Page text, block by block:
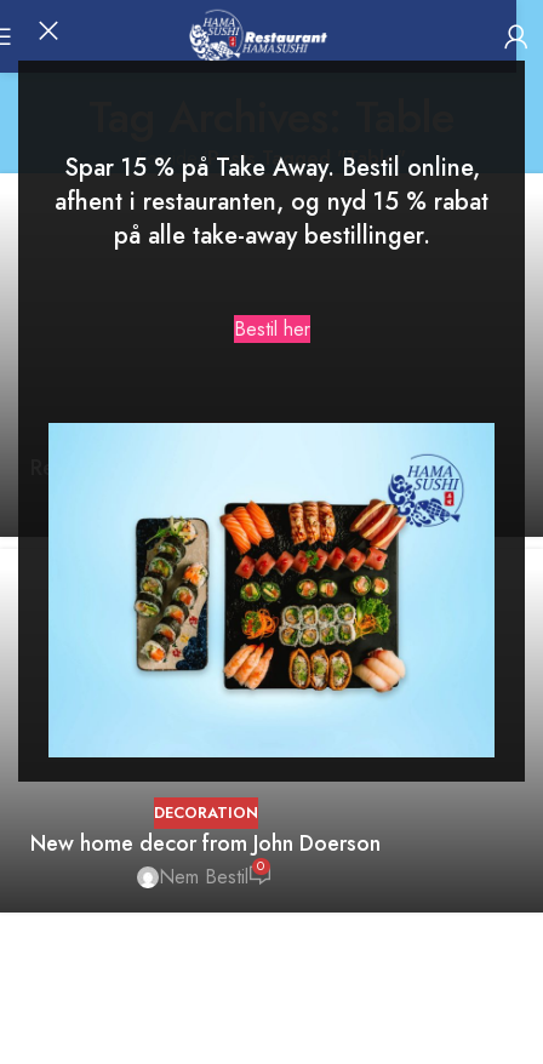
Spar 15 % på Take Away. Bestil online,
afhent i restauranten, og nyd 15 % rabat
på alle take-away bestillinger.
Bestil her
Forside/ Posts Tagged "Table"
Nem Bestil
DECORATION
New home decor from John Doerson
Nem Bestil 0